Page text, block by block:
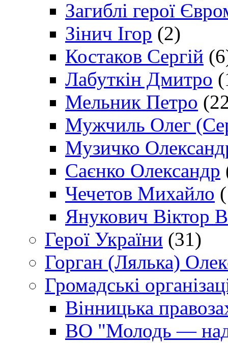
Загиблі герої
Зінич Ігор (2)
Костаков Сергій
Лабуткін Дмитро
Мельник Петро
Мужчиль Олег
Музичко
Саєнко Олександр
Чечетов Михайло
Янукович Віктор
Герої України (31)
Горган (Лялька)
Громадські
Вінницька
ВО "Молодь —